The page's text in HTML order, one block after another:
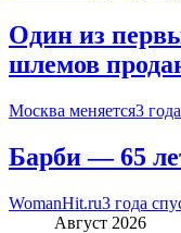
Один из
шлемов
Москва меняется3
Барби — 65
WomanHit.ru3 года
Август 2026